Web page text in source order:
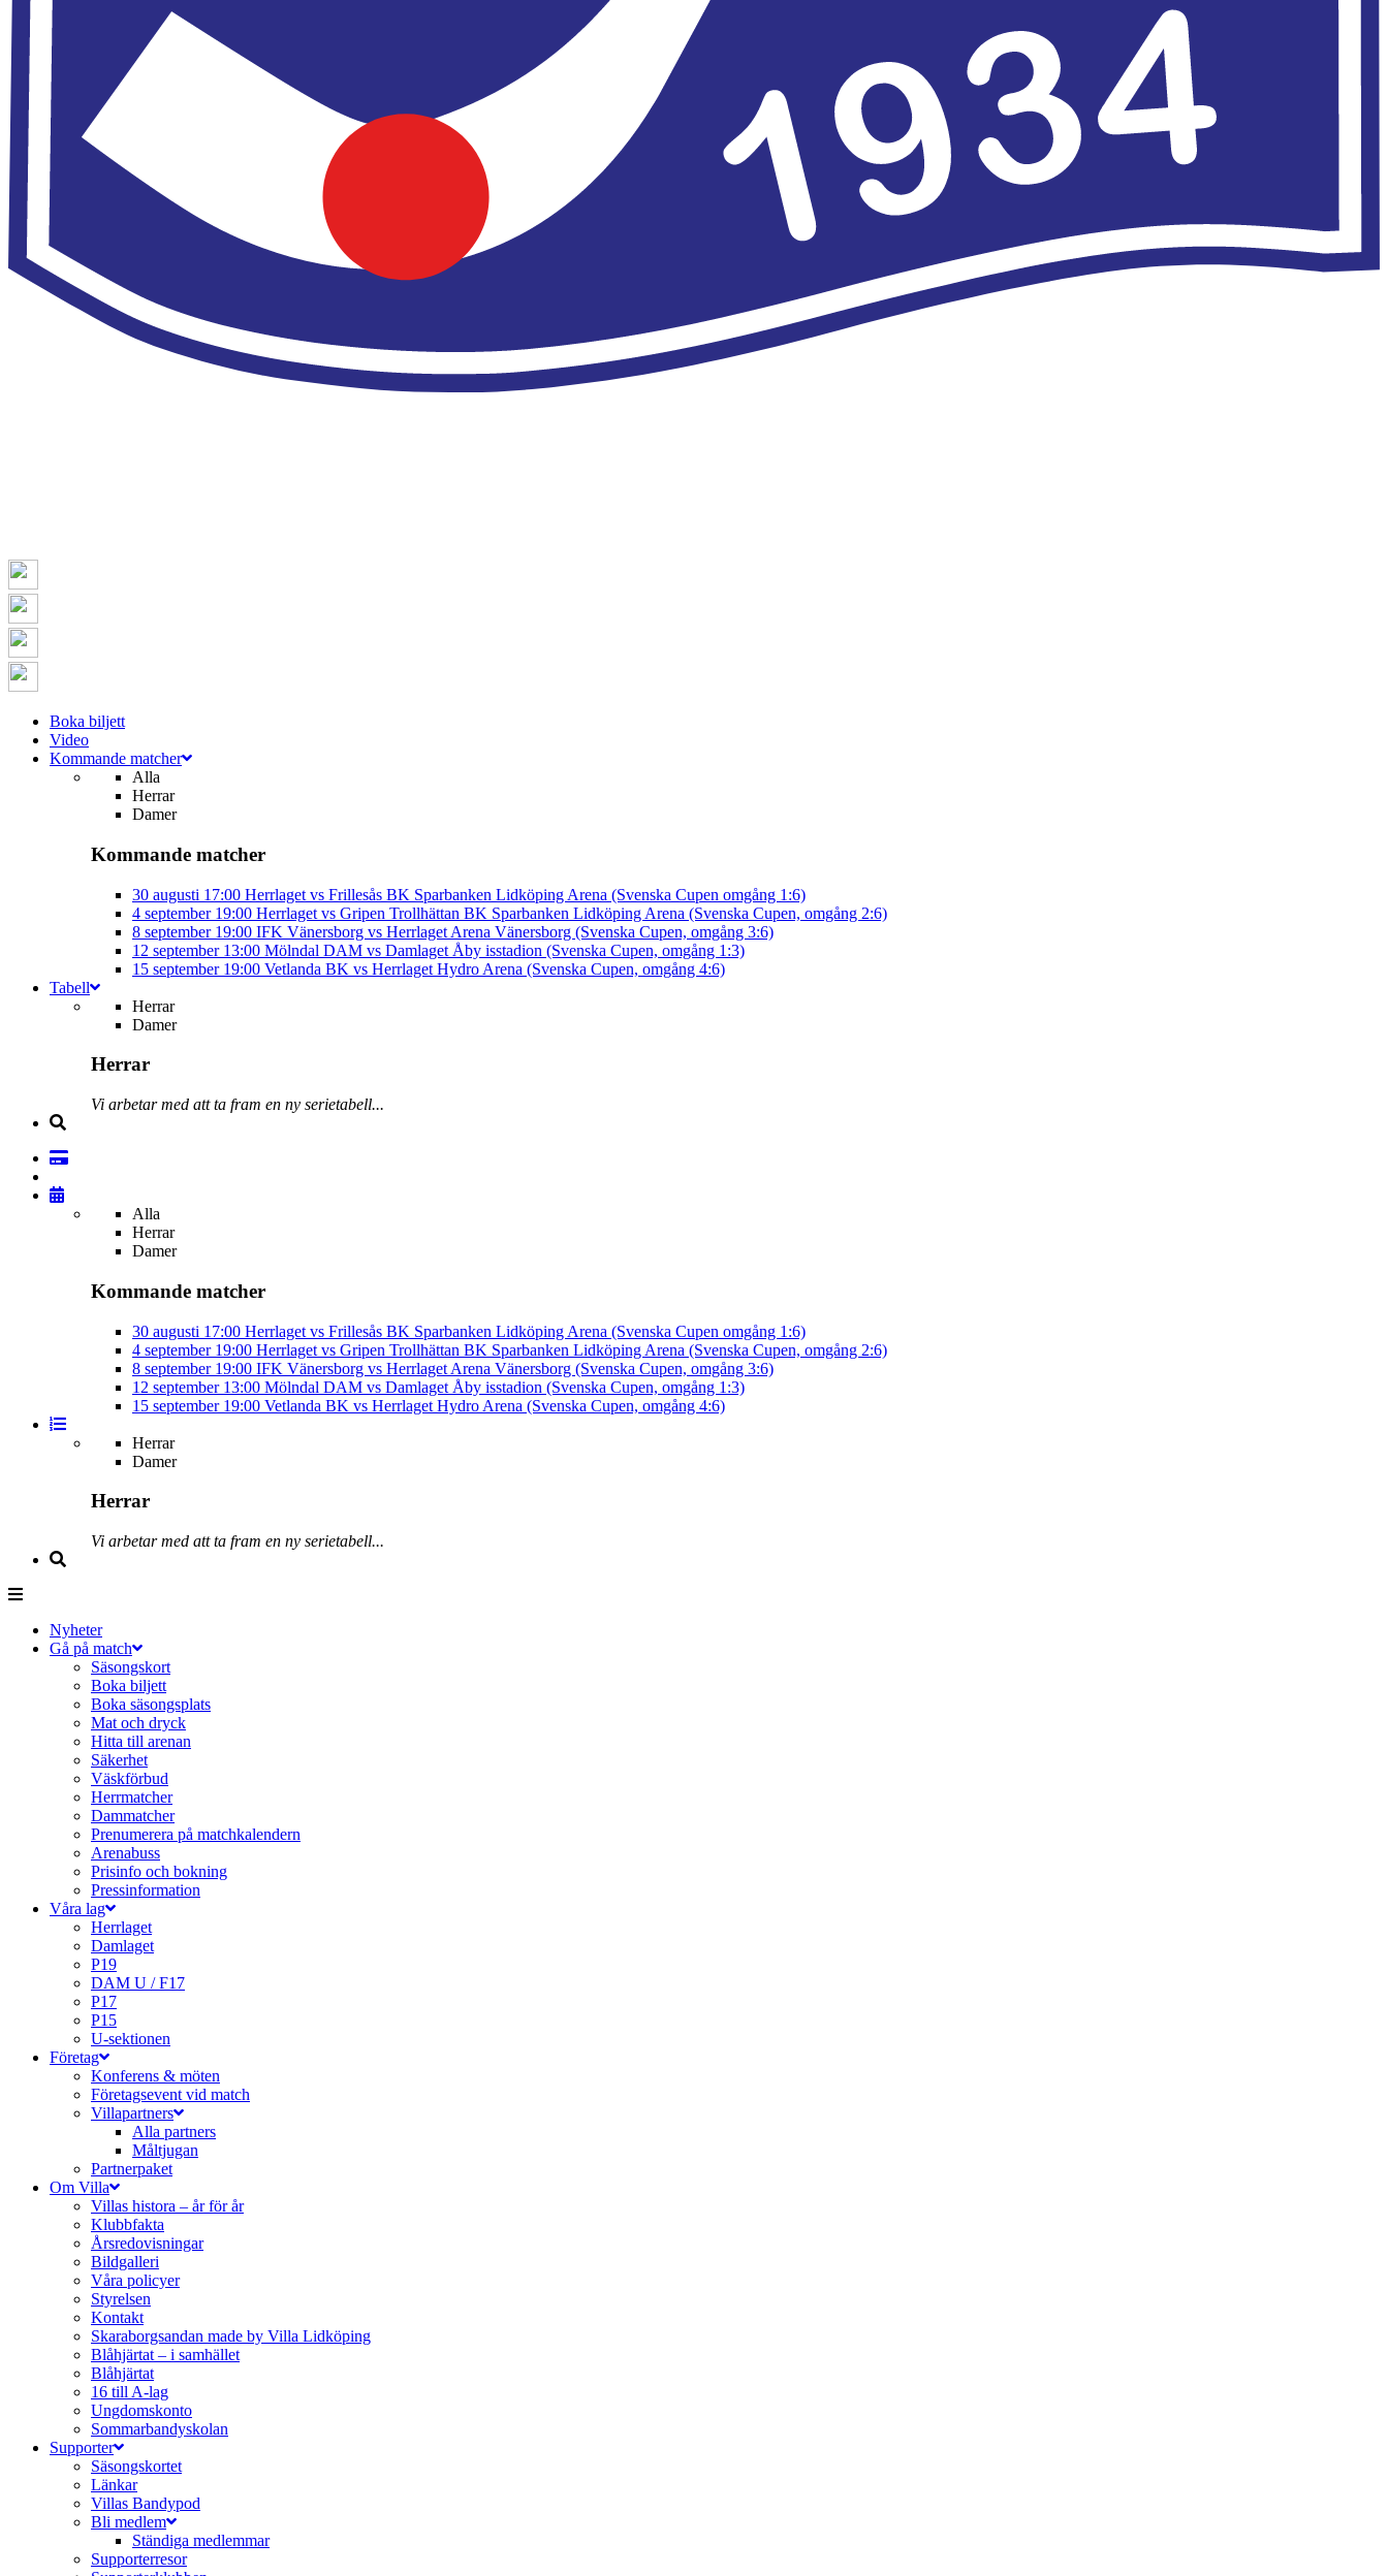
Boka biljett
Video
Kommande matcher
Alla
Herrar
Damer
Kommande matcher
30 augusti 17:00 Herrlaget vs Frillesås BK Sparbanken Lidköping Arena (Svenska Cupen omgång 1:6)
4 september 19:00 Herrlaget vs Gripen Trollhättan BK Sparbanken Lidköping Arena (Svenska Cupen, omgång 2:6)
8 september 19:00 IFK Vänersborg vs Herrlaget Arena Vänersborg (Svenska Cupen, omgång 3:6)
12 september 13:00 Mölndal DAM vs Damlaget Åby isstadion (Svenska Cupen, omgång 1:3)
15 september 19:00 Vetlanda BK vs Herrlaget Hydro Arena (Svenska Cupen, omgång 4:6)
Tabell
Herrar
Damer
Herrar
Vi arbetar med att ta fram en ny serietabell...
Alla
Herrar
Damer
Kommande matcher
30 augusti 17:00 Herrlaget vs Frillesås BK Sparbanken Lidköping Arena (Svenska Cupen omgång 1:6)
4 september 19:00 Herrlaget vs Gripen Trollhättan BK Sparbanken Lidköping Arena (Svenska Cupen, omgång 2:6)
8 september 19:00 IFK Vänersborg vs Herrlaget Arena Vänersborg (Svenska Cupen, omgång 3:6)
12 september 13:00 Mölndal DAM vs Damlaget Åby isstadion (Svenska Cupen, omgång 1:3)
15 september 19:00 Vetlanda BK vs Herrlaget Hydro Arena (Svenska Cupen, omgång 4:6)
Herrar
Damer
Herrar
Vi arbetar med att ta fram en ny serietabell...
Nyheter
Gå på match
Säsongskort
Boka biljett
Boka säsongsplats
Mat och dryck
Hitta till arenan
Säkerhet
Väskförbud
Herrmatcher
Dammatcher
Prenumerera på matchkalendern
Arenabuss
Prisinfo och bokning
Pressinformation
Våra lag
Herrlaget
Damlaget
P19
DAM U / F17
P17
P15
U-sektionen
Företag
Konferens & möten
Företagsevent vid match
Villapartners
Alla partners
Måltjugan
Partnerpaket
Om Villa
Villas histora – år för år
Klubbfakta
Årsredovisningar
Bildgalleri
Våra policyer
Styrelsen
Kontakt
Skaraborgsandan made by Villa Lidköping
Blåhjärtat – i samhället
Blåhjärtat
16 till A-lag
Ungdomskonto
Sommarbandyskolan
Supporter
Säsongskortet
Länkar
Villas Bandypod
Bli medlem
Ständiga medlemmar
Supporterresor